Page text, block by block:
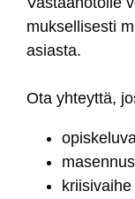
muk­sel­li­ses­ti
asias­ta.
Ota yh­teyt­tä,